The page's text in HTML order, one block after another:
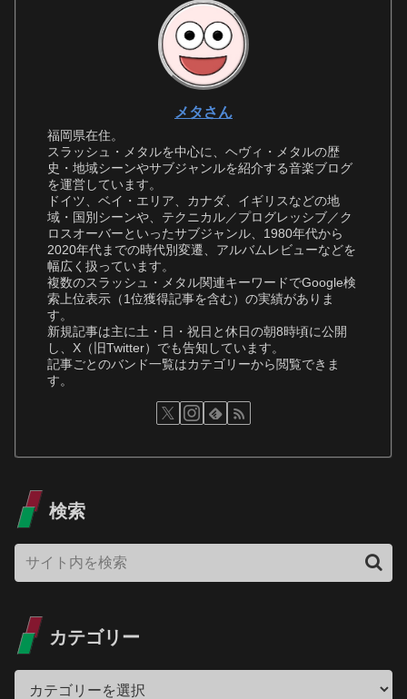
メタさん
福岡県在住。
スラッシュ・メタルを中心に、ヘヴィ・メタルの歴
史・地域シーンやサブジャンルを紹介する音楽ブログ
を運営しています。
ドイツ、ベイ・エリア、カナダ、イギリスなどの地
域・国別シーンや、テクニカル／プログレッシブ／ク
ロスオーバーといったサブジャンル、1980年代から
2020年代までの時代別変遷、アルバムレビューなどを
幅広く扱っています。
複数のスラッシュ・メタル関連キーワードでGoogle検
索上位表示（1位獲得記事を含む）の実績がありま
す。
新規記事は主に土・日・祝日と休日の朝8時頃に公開
し、X（旧Twitter）でも告知しています。
記事ごとのバンド一覧はカテゴリーから閲覧できま
す。
検索
カテゴリー